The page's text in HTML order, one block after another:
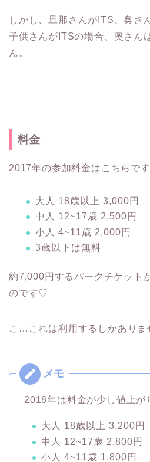
しかし、旦那さんがITS、奥さ
子供さんがITSの場合、奥さん
ん。
料金
2017年の参加料金はこちらです
大人 18歳以上 3,000円
中人 12~17歳 2,500円
小人 4~11歳 2,000円
3歳以下は無料
約7,000円するパークチケット
のです♡
こ…これは利用するしかありま
2018年は料金が少し値上が
大人 18歳以上 3,200円
中人 12~17歳 2,800円
小人 4~11歳 1,800円